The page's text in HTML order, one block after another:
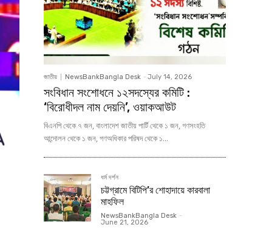
জাতীয় NewsBankBangla Desk - July 14, 2026
সংবিধান সংশোধনে ১২সদস্যের কমিটি :
‘বিরোধীদল নাম দেয়নি’, ওয়াকআউট
বিএনপি থেকে ৭ জন, বাংলাদেশ জাতীয় পার্টি থেকে ১ জন, গণসংহতি
আন্দোলন থেকে ১ জন, গণঅধিকার পরিষদ থেকে ১...
ধর্ম দর্শন
চট্টগ্রামে বিটিপি’র শোহাদায়ে কারবালা
মাহফিল
NewsBankBangla Desk -
June 21, 2026